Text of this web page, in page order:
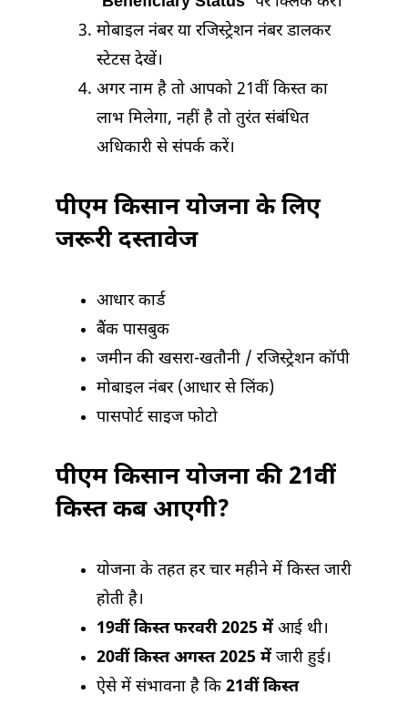
मोबाइल नंबर या रजिस्ट्रेशन नंबर डालकर
स्टेटस देखें।
अगर नाम है तो आपको 21वीं किस्त का
लाभ मिलेगा, नहीं है तो तुरंत संबंधित
अधिकारी से संपर्क करें।
पीएम किसान योजना के लिए
जरूरी दस्तावेज
आधार कार्ड
बैंक पासबुक
जमीन की खसरा-खतौनी / रजिस्ट्रेशन कॉपी
मोबाइल नंबर (आधार से लिंक)
पासपोर्ट साइज फोटो
पीएम किसान योजना की 21वीं
किस्त कब आएगी?
योजना के तहत हर चार महीने में किस्त जारी
होती है।
19वीं किस्त फरवरी 2025 में आई थी।
20वीं किस्त अगस्त 2025 में जारी हुई।
ऐसे में संभावना है कि 21वीं किस्त